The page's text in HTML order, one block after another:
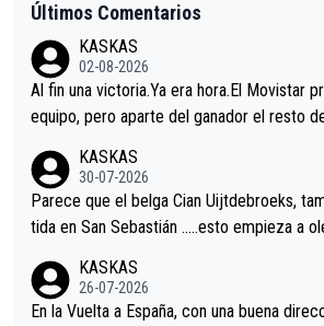
Últimos Comentarios
KASKAS
02-08-2026
Al fin una victoria.Ya era hora.El Movistar
equipo, pero aparte del ganador el resto
s.La única buena noticia es la mejoría de
astian.Si en la Vuelta a Burgos sigue la
er alguna sorpresa en la Vuelta.Ojalá.
KASKAS
30-07-2026
Parece que el belga Cian Uijtdebroeks,
tida en San Sebastián …..esto empieza a
KASKAS
26-07-2026
En la Vuelta a España, con una buena